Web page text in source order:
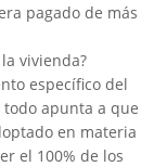
pagado de más
vivienda?
específico del
apunta a que
en materia
el 100% de los